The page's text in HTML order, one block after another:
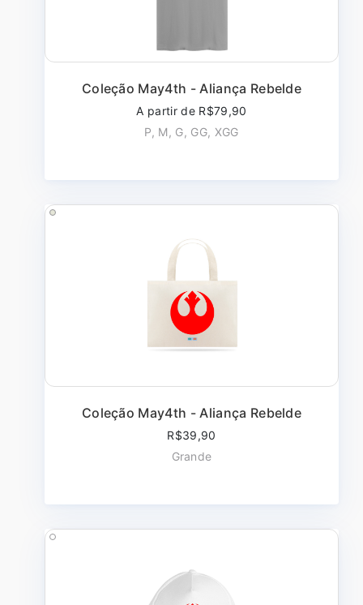
Coleção May4th - Aliança Rebelde
A partir de R$79,90
P, M, G, GG, XGG
Coleção May4th - Aliança Rebelde
R$39,90
Grande